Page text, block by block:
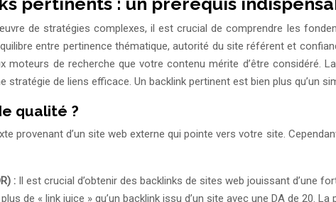
de stratégies complexes, il est crucial de comprendre les
entre pertinence thématique, autorité du site référent et
moteurs de recherche que votre contenu mérite d’être
de liens efficace. Un backlink pertinent est bien plus qu’un
qualité ?
provenant d’un site web externe qui pointe vers votre site.
: Il est crucial d’obtenir des backlinks de sites web jouissant d’une
de « link juice » qu’un backlink issu d’un site avec une DA de 20.